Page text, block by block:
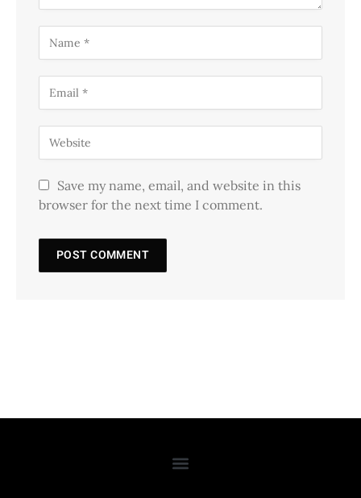
Save my name, email, and website in this
browser for the next time I comment.